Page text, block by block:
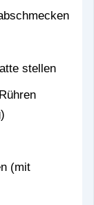
stellen
(mit